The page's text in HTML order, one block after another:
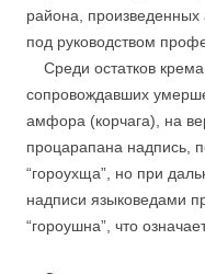
района,
под руководством
Среди остатков
сопровождавших
амфора (корчага), на
процарапана надпись,
“гороухща”, но при
надписи языковедами
“гороушна”, что